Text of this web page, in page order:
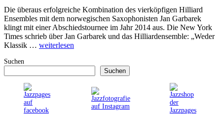
Die überaus erfolgreiche Kombination des vierköpfigen Hilliard
Ensembles mit dem norwegischen Saxophonisten Jan Garbarek
klingt mit einer Abschiedstournee im Jahr 2014 aus. Die New York
Times schrieb über Jan Garbarek und das Hilliardensemble: „Weder
Klassik … weiterlesen
Suchen
Suchen